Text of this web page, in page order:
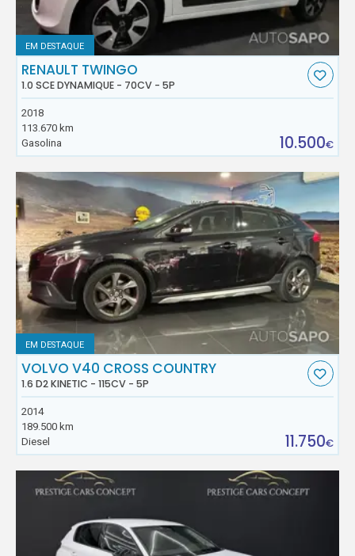
EM DESTAQUE
RENAULT TWINGO
1.0 SCE DYNAMIQUE - 70CV - 5P
2018
113.670 km
Gasolina
10.500€
EM DESTAQUE
VOLVO V40 CROSS COUNTRY
1.6 D2 KINETIC - 115CV - 5P
2014
189.500 km
Diesel
11.750€